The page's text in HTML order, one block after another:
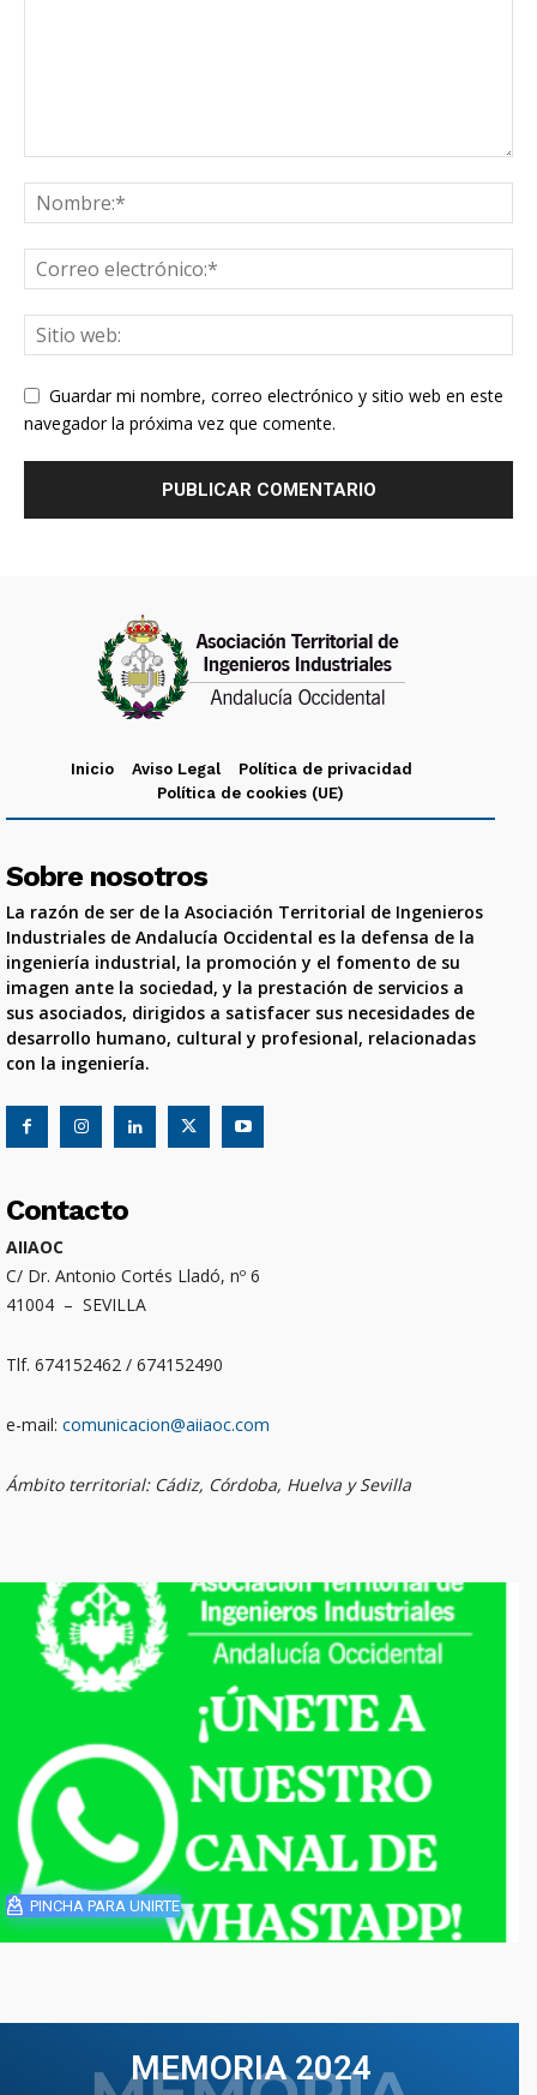
Guardar mi nombre, correo electrónico y sitio web en este
navegador la próxima vez que comente.
Inicio Aviso Legal
Política de privacidad
Política de cookies (UE)
Sobre nosotros
La razón de ser de la Asociación Territorial de Ingenieros
Industriales de Andalucía Occidental es la defensa de la
ingeniería industrial, la promoción y el fomento de su
imagen ante la sociedad, y la prestación de servicios a
sus asociados, dirigidos a satisfacer sus necesidades de
desarrollo humano, cultural y profesional, relacionadas
con la ingeniería.
Contacto
AIIAOC
C/ Dr. Antonio Cortés Lladó, nº 6
41004 – SEVILLA
Tlf. 674152462 / 674152490
e-mail: comunicacion@aiiaoc.com
Ámbito territorial: Cádiz, Córdoba, Huelva y Sevilla
PINCHA PARA UNIRTE
MEMORIA 2024